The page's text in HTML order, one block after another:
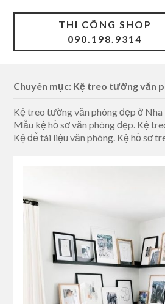
THI CÔNG SHOP
090.198.9314
Chuyên mục: Kệ treo tường văn
Kệ treo tường văn phòng đẹp ở Nha
Mẫu kệ hồ sơ văn phòng đẹp. Kệ
Kệ để tài liệu văn phòng. Kệ hồ sơ